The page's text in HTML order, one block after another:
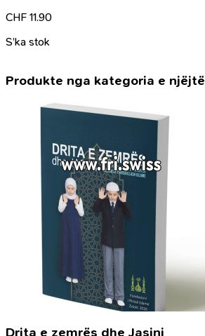
CHF 11.90
S’ka stok
Produkte nga kategoria e njëjtë
Drita e zemrës dhe Jasini